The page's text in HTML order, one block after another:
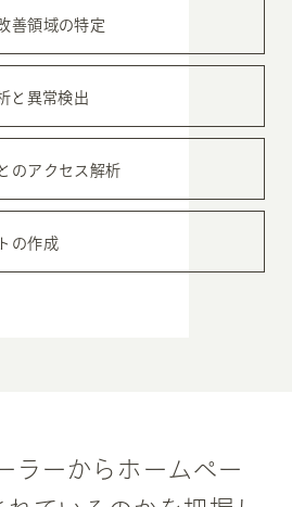
善領域の特定
と 異常検出
のアクセス解析
の作成
ラーから ホームペー